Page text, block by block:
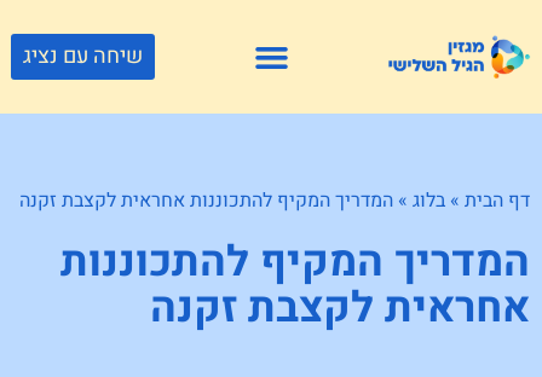
שיחה עם נציג
דף הבית » בלוג » המדריך המקיף להתכוננות אחראית לקצבת זקנה
המדריך המקיף להתכוננות
אחראית לקצבת זקנה